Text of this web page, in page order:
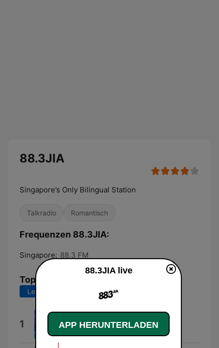
88.3JIA
Singapore’s Only Bilingual Station
Talkradio Romantisch
Frequenzen 88.3JIA:
Singapore: 88.3 FM
Top-Songs
Letzte 7 Tage Letzte 30 Tage
1 Iman Fandi
88.3JIA live
APP HERUNTERLADEN